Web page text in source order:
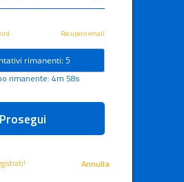
Recupero email
rimanenti: 5
rimanente: 4m 58s
Prosegui
Annulla